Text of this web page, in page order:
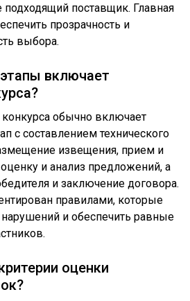
подходящий поставщик. Главная
прозрачность и
выбора.
включает
обычно включает
с составлением технического
извещения, прием и
и анализ предложений, а
и заключение договора.
правилами, которые
и обеспечить равные
оценки